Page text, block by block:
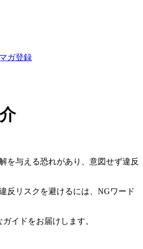
を与える恐れがあり、意図せず違反
反リスクを避けるには、NGワード
イドをお届けします。